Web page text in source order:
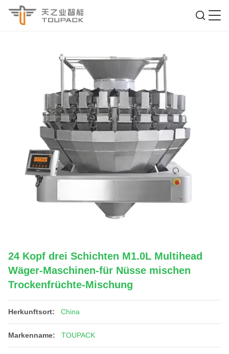
24 Kopf drei Schichten M1.0L Multihead
Wäger-Maschinen-für Nüsse mischen
Trockenfrüchte-Mischung
Herkunftsort: China
Markenname: TOUPACK